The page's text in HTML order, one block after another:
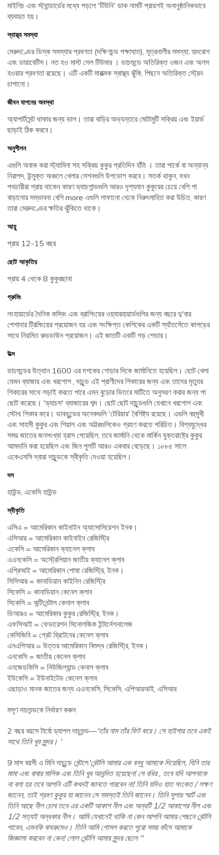
মাইনিচ এবং স্ট্যান্ডার্ডের মধ্যে পড়লে 'টিউনি' ডাক নামটি প্রায়শই অনানুষ্ঠানিকভাবে
ব্যবহৃত হয়।
স্বাস্থ্য সমস্যা
মেরুদণ্ডের ডিস্ক সমস্যার প্রবণতা (দক্ষিণচন্ড পক্ষাঘাত), মূত্রনালীর সমস্যা, হৃদরোগ
এবং ডায়াবেটিস। নত হও মাস্ট সেল টিউমার । ডাচশুন্ডে অতিরিক্ত ওজন এবং অলস
হওয়ার প্রবণতা রয়েছে। এটি একটি মারাত্মক স্বাস্থ্য ঝুঁকি, পিছনে অতিরিক্ত স্ট্রেন
চাপানো।
জীবন যাপনের অবস্থা
অ্যাপার্টমেন্ট থাকার জন্য ভাল। তারা বাড়ির অভ্যন্তরে মোটামুটি সক্রিয় এবং ইয়ার্ড
ছাড়াই ঠিক করবে।
অনুশীলন
এগুলি অবাক করা স্ট্যামিনা সহ সক্রিয় কুকুর প্রতিদিন হাঁটা । তারা পার্কে বা অন্যান্য
নিরাপদ, উন্মুক্ত অঞ্চলে খেলার সেশনগুলি উপভোগ করবে। সতর্ক থাকুন, যখন
পথচারীরা প্রায় থাকেন কারণ ড্যাচশান্ডগুলি আরও দৃশ্যমান কুকুরের চেয়ে বেশি পা
বাড়ানোর সম্ভাবনা বেশি more এগুলি লাফানো থেকে নিরুৎসাহিত করা উচিত, কারণ
তারা মেরুদণ্ডের ক্ষতির ঝুঁকিতে থাকে।
আয়ু
প্রায় 12-15 বছর
ছোট আকৃতির
প্রায় 4 থেকে 8 কুকুরছানা
গ্রুমিং
লংহায়ার্ডের দৈনিক কম্বিং এবং ব্রাশিংয়ের ওয়্যারহায়ার্ডগুলির জন্য বছরে দু'বার
পেশাদার ট্রিমিংয়ের প্রয়োজন হয় এবং সংক্ষিপ্ত কেশিকের একটি স্যাঁতসেঁতে কাপড়ের
সাথে নিয়মিত রুডডাউন প্রয়োজন। এই জাতটি একটি গড় শেডার।
উত্স
ডাচশুন্ডের উত্থান 1600 এর দশকের গোড়ার দিকে জার্মানিতে হয়েছিল। ছোট খেলা
যেমন ব্যাজার এবং খরগোশ , দাচুন্ড এই প্রাণীদের শিকারের জন্য এবং তাদের মৃত্যুর
শিকারের সাথে লড়াই করতে পারে এমন বুড়োর ভিতরে মাটিতে অনুসরণ করার জন্য পা
ছোট করেছে। 'ড্যাচস' ব্যাজারের শব্দ। ছোট ছোট দাচুন্ডগুলি যেখানে খরগোশ এবং
স্টোথ শিকার করে। ডাকচুন্ডের অনেকগুলি 'টেরিয়ার' বৈশিষ্ট্য রয়েছে। এগুলি বহুমুখী
এবং সাহসী কুকুর এবং শিয়াল এবং অট্টরগুলিকেও গ্রহণ করতে পরিচিত। বিশ্বযুদ্ধের
সময় জাতের জনসংখ্যা হ্রাস পেয়েছিল, তবে জার্মানি থেকে মার্কিন যুক্তরাষ্ট্রে কুকুর
আমদানি করা হয়েছিল এবং জিন পুলটি আরও একবার বেড়েছে। ১৮৮৫ সালে
একেএসসি দ্বারা দাচুন্ডকে স্বীকৃতি দেওয়া হয়েছিল।
দল
হাউন্ড, একেসি হাউন্ড
স্বীকৃতি
এসিএ = আমেরিকান কাইনাইন অ্যাসোসিয়েশন ইনক।
এসিআর = আমেরিকান কাইনাইন রেজিস্ট্রি
একেসি = আমেরিকান ক্যানেল ক্লাব
এএনকেসি = অস্ট্রেলিয়ান জাতীয় ক্যানেল ক্লাব
এপ্রিআই = আমেরিকান পোষা রেজিস্ট্রি, ইনক।
সিসিআর = কানাডিয়ান কাইনিন রেজিস্ট্রি
সিকেসি = কানাডিয়ান কেনেল ক্লাব
সিকেসি = কন্টিনেন্টাল কেনাল ক্লাব
ডিআরএ = আমেরিকার কুকুর রেজিস্ট্রি, ইনক।
এফসিআই = ফেডারেশন সিনোলজিক ইন্টার্নেশনালেজ
কেসিজিবি = গ্রেট ব্রিটেনের কেনেল ক্লাব
এনএপিআর = উত্তর আমেরিকান বিশুদ্ধ রেজিস্ট্রি, ইনক।
এনকেসি = জাতীয় কেনেল ক্লাব
এনজেডকিসি = নিউজিল্যান্ড কেনাল ক্লাব
ইউকেসি = ইউনাইটেড কেনেল ক্লাব
এছাড়াও মানক জাতের জন্য এএনকেসি, সিকেসি, এপিআরআই, এসিআর
মসৃণ দাচশুন্ডকে নির্ধারণ করুন
2 বছর বয়সে টার্বো ড্যাপল দাচুশুন্ড—'তাঁর নাম তাঁর ফিট করে। সে হাইপার তবে একই
সাথে তিনি খুব সুন্দর। '
9 মাস বয়সী এ মিনি দাচুন্ডে বেন্টলে'বেন্টলি আমার এক বন্ধু আমাকে দিয়েছিল, যিনি তার
মামা এবং বাবার মালিক এবং তিনি খুব আনন্দিত হয়েছেন! সে বধির , তবে যদি আপনাকে
না বলা হয় তবে আপনি এটি কখনই জানতে পারবেন না! তিনি যদিও হাত সংকেত / লক্ষণ
জানেন, তাই শ্রবণ কুকুর যা জানেন সে সমস্তই তিনি জানেন। তিনি সুপার স্মার্ট এবং
তিনি আছে নীল চোখ তবে এর একটি আকাশ নীল এবং অন্যটি 1/2 আকাশের নীল এবং
1/2 সত্যই অন্ধকার নীল। আমি যেখানেই থাকি না কেন আপনি আমার পেছনে বেন্টলি
পাবেন, এমনকি বাথরুমেও। তিনি আমি গোসল করতে পুরো সময় কাঁদে আমাকে
জিজ্ঞাসা করবেন না কেন! লোল বেন্টলি আমার সুন্দর ছেলে ''